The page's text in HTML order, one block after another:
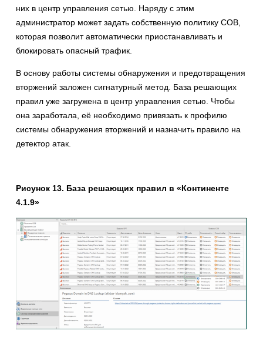
них в центр управления сетью. Наряду с этим
администратор может задать собственную политику СОВ,
которая позволит автоматически приостанавливать и
блокировать опасный трафик.
В основу работы системы обнаружения и предотвращения
вторжений заложен сигнатурный метод. База решающих
правил уже загружена в центр управления сетью. Чтобы
она заработала, её необходимо привязать к профилю
системы обнаружения вторжений и назначить правило на
детектор атак.
Рисунок 13. База решающих правил в «Континенте
4.1.9»